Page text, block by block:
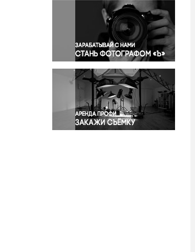
Окружающая среда
Политика
Правосудие
Происшествия и конфликты
Религия
Светская жизнь
Спорт
Экология
Экономика и бизнес